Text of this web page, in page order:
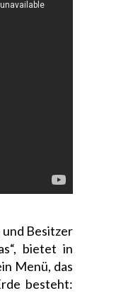
und Besitzer
bietet in
Menü, das
besteht: